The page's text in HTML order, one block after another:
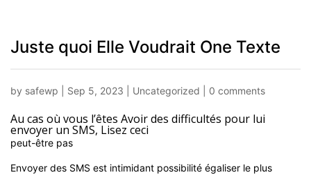
Juste quoi Elle Voudrait One Texte
by safewp Sep 5, 2023 Uncategorized 0 comments
Au cas où vous l’êtes Avoir des difficultés pour lui
envoyer un SMS, Lisez ceci
peut-être pas
Envoyer des SMS est intimidant possibilité égaliser le plus